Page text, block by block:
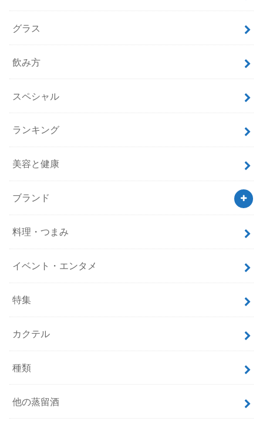
グラス
飲み方
スペシャル
ランキング
美容と健康
ブランド
料理・つまみ
イベント・エンタメ
特集
カクテル
種類
他の蒸留酒